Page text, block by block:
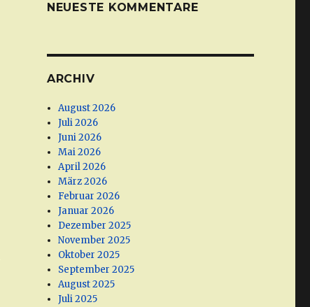
NEUESTE KOMMENTARE
ARCHIV
August 2026
Juli 2026
Juni 2026
Mai 2026
April 2026
März 2026
Februar 2026
Januar 2026
Dezember 2025
November 2025
Oktober 2025
September 2025
August 2025
Juli 2025